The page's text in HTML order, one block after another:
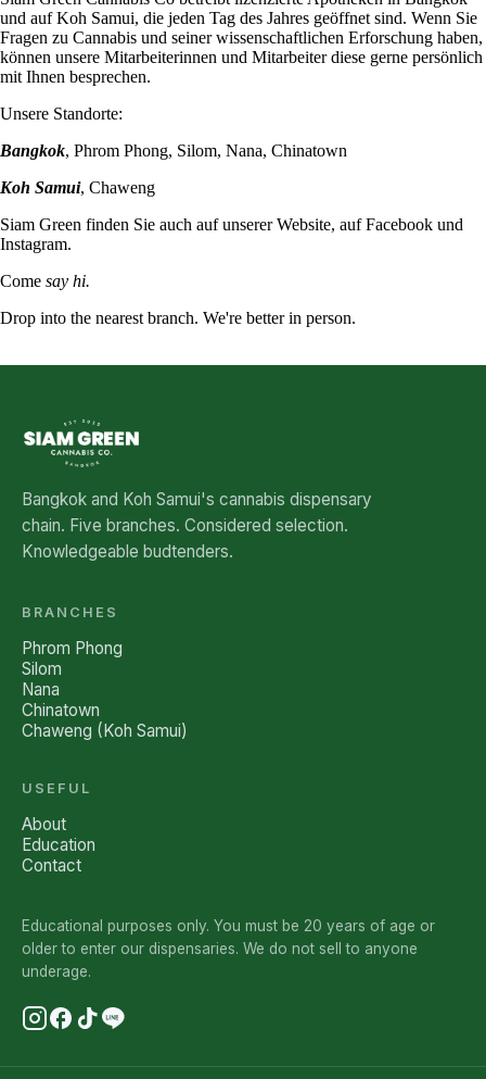
und auf Koh Samui, die jeden Tag des Jahres geöffnet sind. Wenn Sie
Fragen zu Cannabis und seiner wissenschaftlichen Erforschung haben,
können unsere Mitarbeiterinnen und Mitarbeiter diese gerne persönlich
mit Ihnen besprechen.
Unsere Standorte:
Bangkok, Phrom Phong, Silom, Nana, Chinatown
Koh Samui, Chaweng
Siam Green finden Sie auch auf unsererWebsite, aufFacebook und
Instagram.
Come say hi.
Drop into the nearest branch. We're better in person.
Bangkok and Koh Samui's cannabis dispensary
chain. Five branches. Considered selection.
Knowledgeable budtenders.
BRANCHES
Phrom Phong
Silom
Nana
Chinatown
Chaweng (Koh Samui)
USEFUL
About
Education
Contact
Educational purposes only. You must be 20 years of age or
older to enter our dispensaries. We do not sell to anyone
underage.